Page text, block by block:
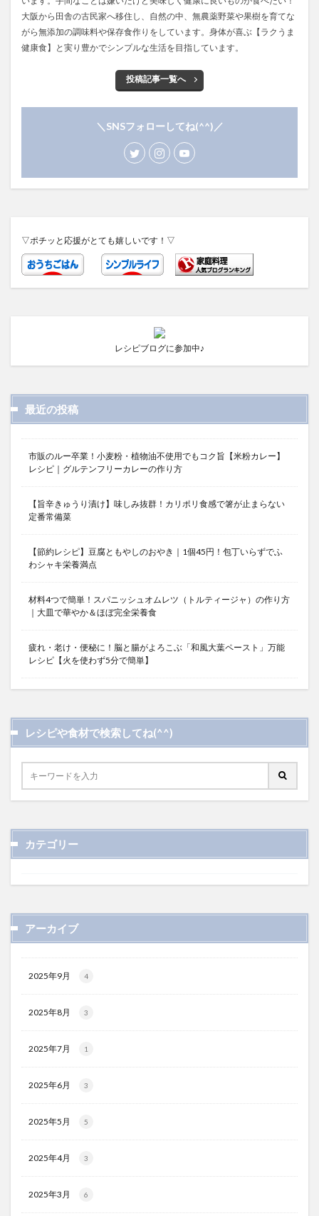
大阪から田舎の古民家へ移住し、自然の中、無農薬野菜や果樹を育てな
がら無添加の調味料や保存食作りをしています。身体が喜ぶ【ラクうま
健康食】と実り豊かでシンプルな生活を目指しています。
投稿記事一覧へ
＼SNSフォローしてね(^^)／
▽ポチッと応援がとても嬉しいです！▽
レシピブログに参加中♪
最近の投稿
市販のルー卒業！小麦粉・植物油不使用でもコク旨【米粉カレー】
レシピ｜グルテンフリーカレーの作り方
【旨辛きゅうり漬け】味しみ抜群！カリポリ食感で箸が止まらない
定番常備菜
【節約レシピ】豆腐ともやしのおやき｜1個45円！包丁いらずでふ
わシャキ栄養満点
材料4つで簡単！スパニッシュオムレツ（トルティージャ）の作り方
｜大皿で華やか＆ほぼ完全栄養食
疲れ・老け・便秘に！脳と腸がよろこぶ「和風大葉ペースト」万能
レシピ【火を使わず5分で簡単】
レシピや食材で検索してね(^^)
カテゴリー
アーカイブ
2025年9月 4
2025年8月 3
2025年7月 1
2025年6月 3
2025年5月 5
2025年4月 3
2025年3月 6